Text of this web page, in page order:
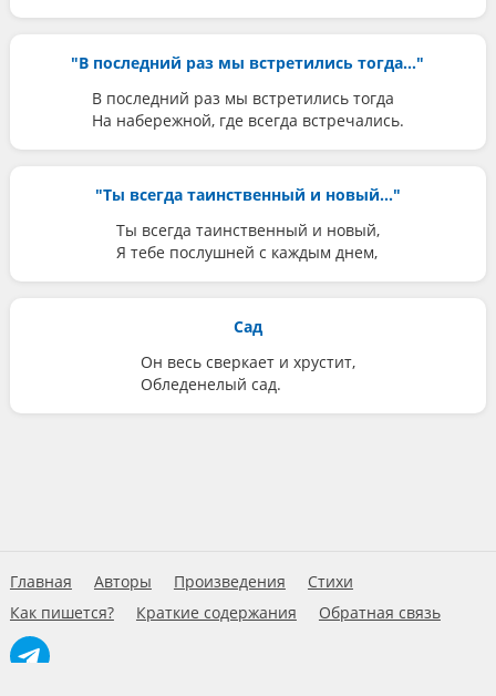
"В последний раз мы встретились тогда..."
В последний раз мы встретились тогда
На набережной, где всегда встречались.
"Ты всегда таинственный и новый..."
Ты всегда таинственный и новый,
Я тебе послушней с каждым днем,
Сад
Он весь сверкает и хрустит,
Обледенелый сад.
Главная Авторы Произведения
Стихи
Как пишется?
Краткие содержания Обратная связь